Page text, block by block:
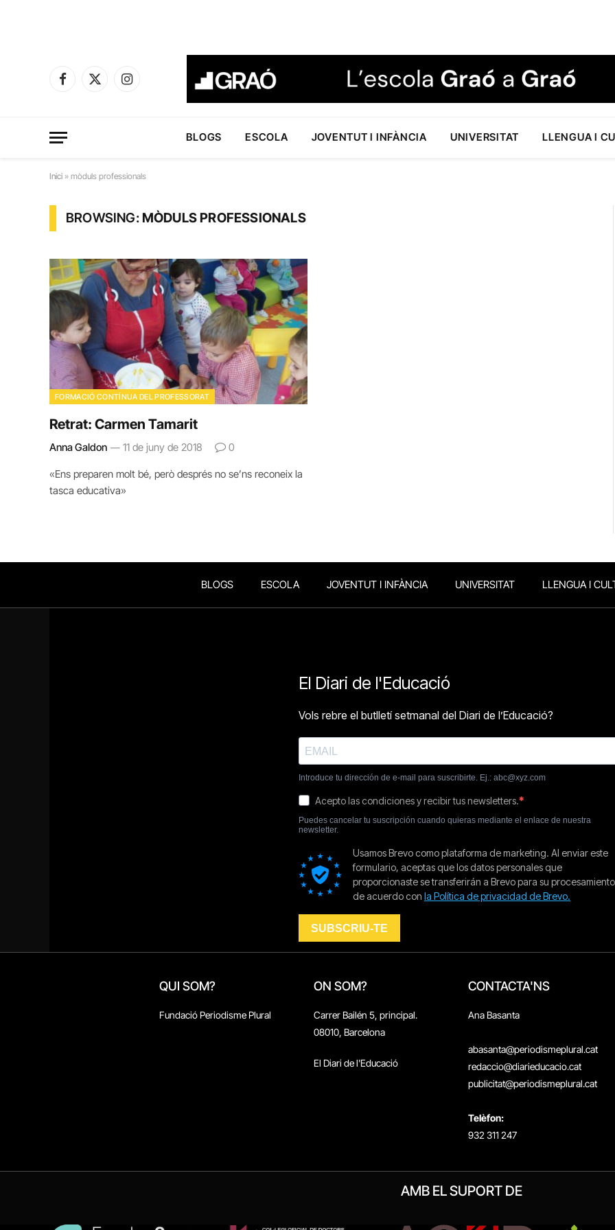
Facebook
X
Instagram
BLOGS ESCOLA JOVENTUT I INFÀNCIA UNIVERSITAT LLENGUA I
Inici » mòduls professionals
BROWSING:MÒDULS PROFESSIONALS
FORMACIÓ CONTÍNUA DEL PROFESSORAT
Retrat: Carmen Tamarit
Anna Galdon 11 de juny de 2018 0
«Ens preparen molt bé, però després no se’ns reconeix la
tasca educativa»
BLOGS ESCOLA JOVENTUT I INFÀNCIA UNIVERSITAT LLENGUA I
QUI SOM?
Fundació Periodisme Plural
ON SOM?
Carrer Bailén 5, principal.
08010, Barcelona
El Diari de l'Educació
CONTACTA'NS
Ana Basanta
abasanta@periodismeplural.cat
redaccio@diarieducacio.cat
publicitat@periodismeplural.cat
Telèfon:
932 311 247
AMB EL SUPORT DE